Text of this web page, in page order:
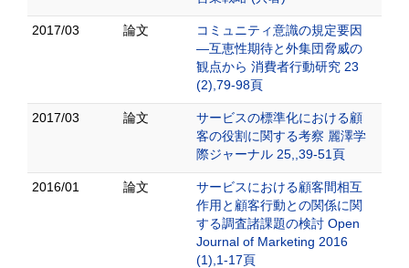
2017/03 論文
コミュニティ意識の規定要因
―互恵性期待と外集団脅威の
観点から 消費者行動研究 23
(2),79-98頁
2017/03 論文
サービスの標準化における顧
客の役割に関する考察 麗澤学
際ジャーナル 25,,39-51頁
2016/01 論文
サービスにおける顧客間相互
作用と顧客行動との関係に関
する調査諸課題の検討 Open
Journal of Marketing 2016
(1),1-17頁